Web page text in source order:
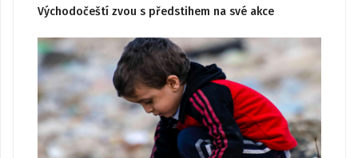
Východočeští zvou s předstihem na své akce